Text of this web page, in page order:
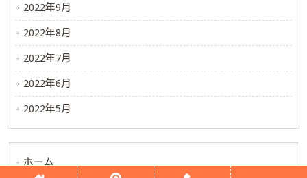
2022年9月
2022年8月
2022年7月
2022年6月
2022年5月
ホーム